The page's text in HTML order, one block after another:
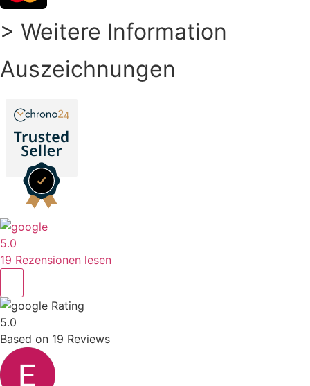
> Weitere Information
Auszeichnungen
5.0
19 Rezensionen lesen
Rating
5.0
Based on 19 Reviews